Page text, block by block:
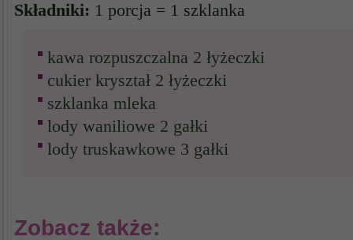
Składniki: 1 porcja = 1 szklanka
kawa rozpuszczalna 2 łyżeczki
cukier kryształ 2 łyżeczki
szklanka mleka
lody waniliowe 2 gałki
lody truskawkowe 3 gałki
Zobacz także: